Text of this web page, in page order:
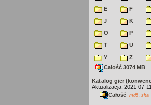
E
F
J
K
O
P
T
U
Y
Z
Całość 3074 MB
Katalog gier
Aktualizacja: 2021-07-11
Całość md5 sha